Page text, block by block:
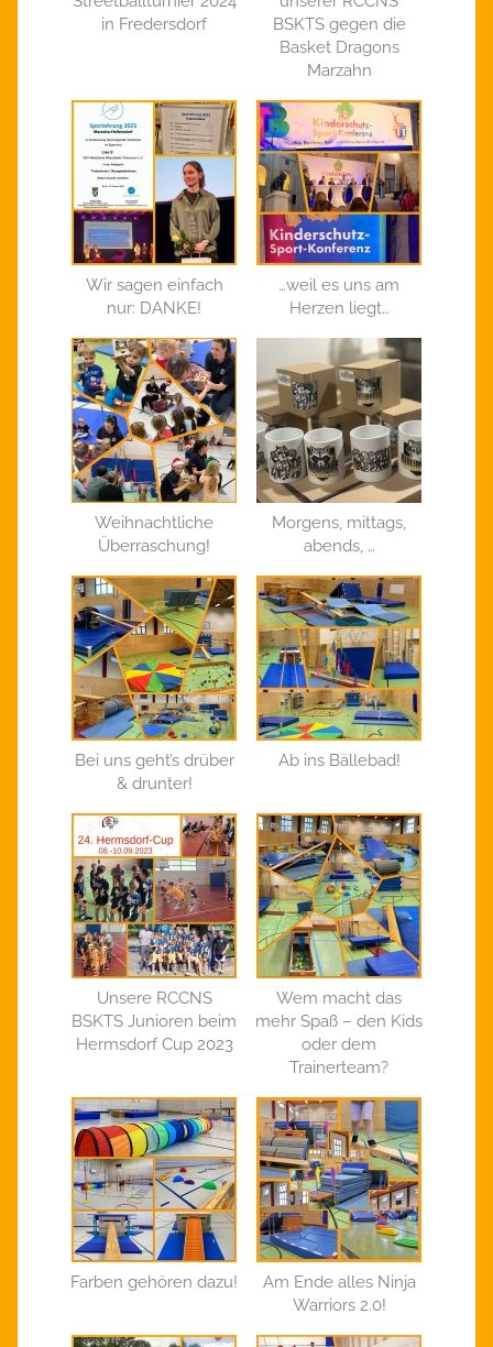
in Fredersdorf
BSKTS gegen die
Basket Dragons
Marzahn
Wir sagen einfach
nur: DANKE!
…weil es uns am
Herzen liegt…
Weihnachtliche
Überraschung!
Morgens, mittags,
abends, …
Bei uns geht’s drüber
& drunter!
Ab ins Bällebad!
Unsere RCCNS
BSKTS Junioren beim
Hermsdorf Cup 2023
Wem macht das
mehr Spaß – den Kids
oder dem
Trainerteam?
Farben gehören dazu!
Am Ende alles Ninja
Warriors 2.0!